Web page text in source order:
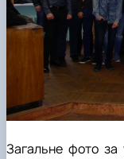
Загальне фото за